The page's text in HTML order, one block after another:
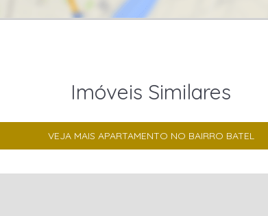
Imóveis Similares
VEJA MAIS APARTAMENTO NO BAIRRO BATEL